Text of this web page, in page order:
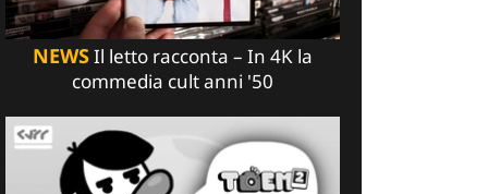
NEWSIl letto racconta – In 4K la
commedia cult anni '50